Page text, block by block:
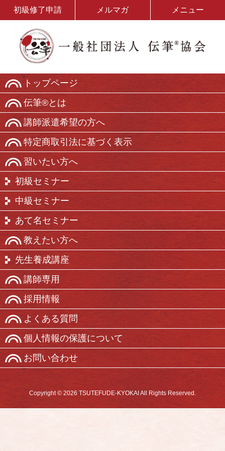
初級修了申請 メルマガ メニュー
トップページ
伝筆®とは
講師派遣希望の方へ
特定商取引法に基づく表示
習いたい方へ
初級セミナー
中級セミナー
あて名セミナー
教えたい方へ
先生養成講座
講師専用
採用情報
よくある質問
個人情報の保護について
お問い合わせ
Copyright © 2026 TSUTEFUDE-KYOKAI All Rights Reserved.